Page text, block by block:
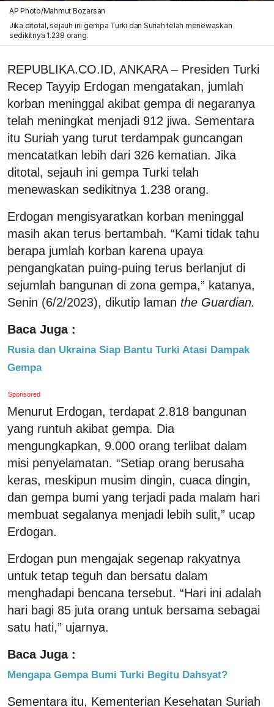
AP Photo/Mahmut Bozarsan
Jika ditotal, sejauh ini gempa Turki dan Suriah telah menewaskan
sedikitnya 1.238 orang.
REPUBLIKA.CO.ID, ANKARA – Presiden Turki
Recep Tayyip Erdogan mengatakan, jumlah
korban meninggal akibat gempa di negaranya
telah meningkat menjadi 912 jiwa. Sementara
itu Suriah yang turut terdampak guncangan
mencatatkan lebih dari 326 kematian. Jika
ditotal, sejauh ini gempa Turki telah
menewaskan sedikitnya 1.238 orang.
Erdogan mengisyaratkan korban meninggal
masih akan terus bertambah. “Kami tidak tahu
berapa jumlah korban karena upaya
pengangkatan puing-puing terus berlanjut di
sejumlah bangunan di zona gempa,” katanya,
Senin (6/2/2023), dikutip laman the Guardian.
Baca Juga :
Rusia dan Ukraina Siap Bantu Turki Atasi Dampak
Gempa
Sponsored
Menurut Erdogan, terdapat 2.818 bangunan
yang runtuh akibat gempa. Dia
mengungkapkan, 9.000 orang terlibat dalam
misi penyelamatan. “Setiap orang berusaha
keras, meskipun musim dingin, cuaca dingin,
dan gempa bumi yang terjadi pada malam hari
membuat segalanya menjadi lebih sulit,” ucap
Erdogan.
Erdogan pun mengajak segenap rakyatnya
untuk tetap teguh dan bersatu dalam
menghadapi bencana tersebut. “Hari ini adalah
hari bagi 85 juta orang untuk bersama sebagai
satu hati,” ujarnya.
Baca Juga :
Mengapa Gempa Bumi Turki Begitu Dahsyat?
Sementara itu, Kementerian Kesehatan Suriah